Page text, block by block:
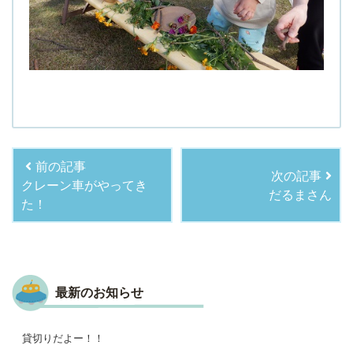
前の記事
クレーン車がやってき
た！
次の記事
だるまさん
最新のお知らせ
貸切りだよー！！